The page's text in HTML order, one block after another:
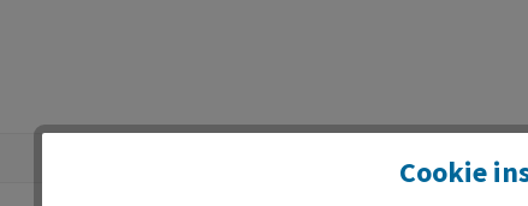
whiteboard perfect beschrijfbaar en wisbaar. U krijgt
Cookie